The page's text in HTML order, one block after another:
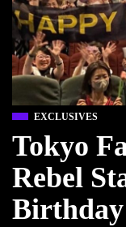
EXCLUSIVES
Tokyo
Rebel
Birthday